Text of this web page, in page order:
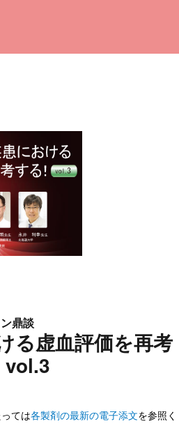
鼎談
る虚血評価を再考
vol.3
ては各製剤の最新の電子添文を参照く